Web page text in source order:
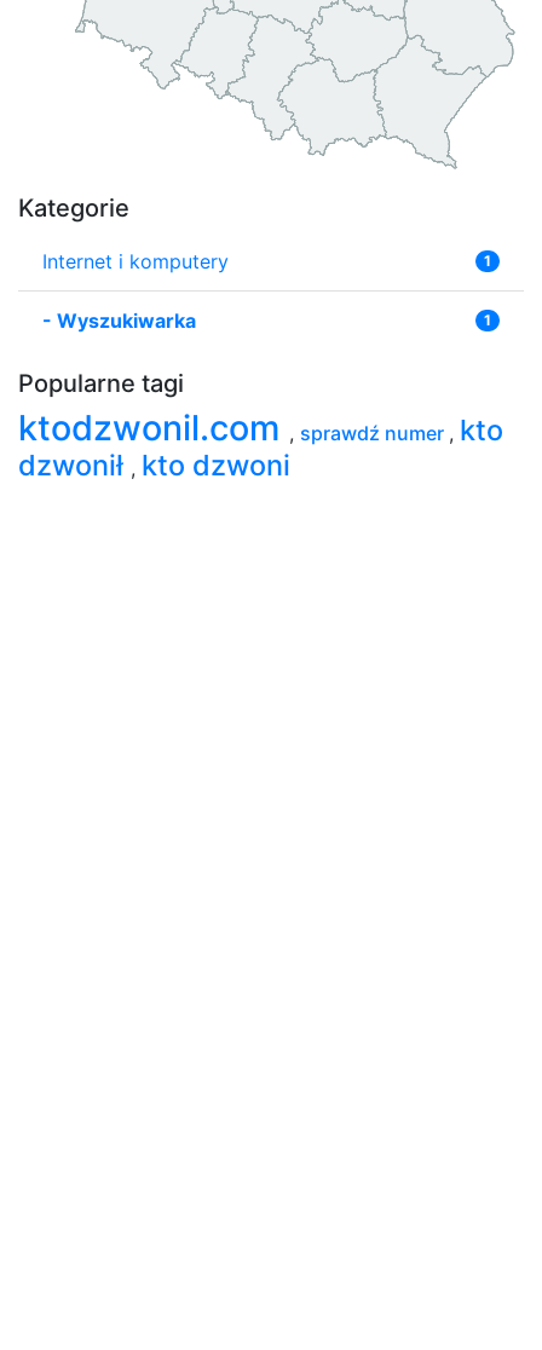
Kategorie
Internet i komputery 1
- Wyszukiwarka 1
Popularne tagi
ktodzwonil.com , sprawdź numer , kto
dzwonił , kto dzwoni